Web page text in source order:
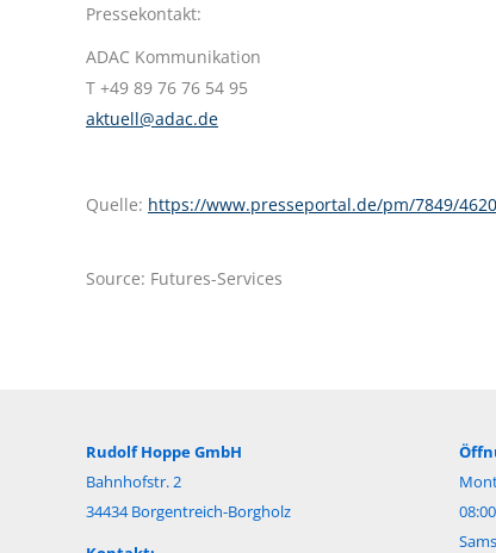
Pressekontakt:
ADAC Kommunikation
T +49 89 76 76 54 95
aktuell@adac.de
Quelle: https://www.presseportal.de/pm/7849/
Source: Futures-Services
Rudolf Hoppe GmbH
Bahnhofstr. 2
34434 Borgentreich-Borgholz